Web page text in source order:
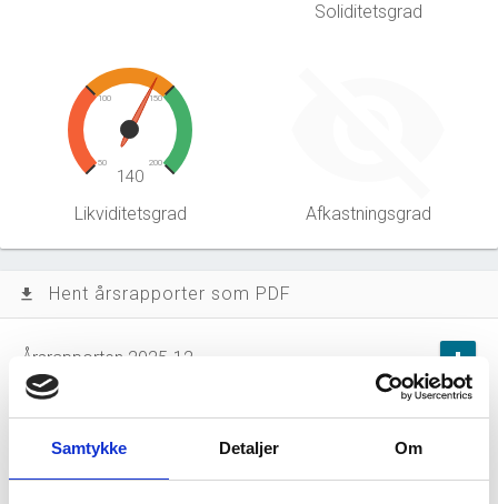
Samtykke Detaljer Om
Soliditetsgrad
50
100 150
200
140
Likviditetsgrad Afkastningsgrad
file_download Hent årsrapporter som PDF
Årsrapporten 2025-12 file_download
Årsrapporten 2024-12 file_download
Årsrapporten 2023-12 file_download